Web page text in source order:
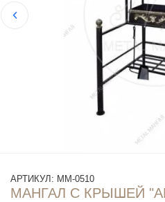
АРТИКУЛ: ММ-0510
МАНГАЛ С КРЫШЕЙ